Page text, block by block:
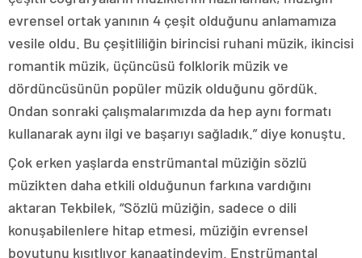
evrensel ortak yanının 4 çeşit olduğunu anlamamıza
vesile oldu. Bu çeşitliliğin birincisi ruhani müzik, ikincisi
romantik müzik, üçüncüsü folklorik müzik ve
dördüncüsünün popüler müzik olduğunu gördük.
Ondan sonraki çalışmalarımızda da hep aynı formatı
kullanarak aynı ilgi ve başarıyı sağladık.” diye konuştu.
Çok erken yaşlarda enstrümantal müziğin sözlü
müzikten daha etkili olduğunun farkına vardığını
aktaran Tekbilek, “Sözlü müziğin, sadece o dili
konuşabilenlere hitap etmesi, müziğin evrensel
boyutunu kısıtlıyor kanaatindeyim. Enstrümantal